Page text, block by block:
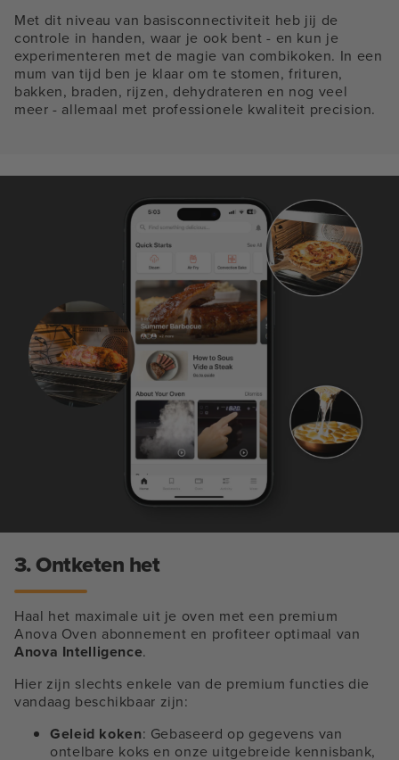
Met dit niveau van basisconnectiviteit heb jij de
controle in handen, waar je ook bent - en kun je
experimenteren met de magie van combikoken. In een
mum van tijd ben je klaar om te stomen, frituren,
bakken, braden, rijzen, dehydrateren en nog veel
meer - allemaal met professionele kwaliteit precision.
3. Ontketen het
Haal het maximale uit je oven met een premium
Anova Oven abonnement en profiteer optimaal van
Anova Intelligence.
Hier zijn slechts enkele van de premium functies die
vandaag beschikbaar zijn:
Geleid koken: Gebaseerd op gegevens van
ontelbare koks en onze uitgebreide kennisbank,